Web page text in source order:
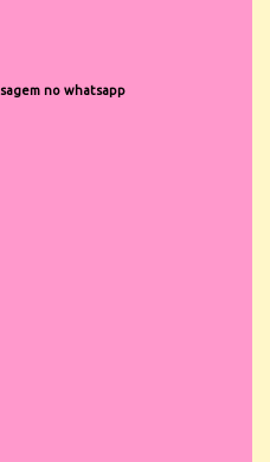
no whatsapp